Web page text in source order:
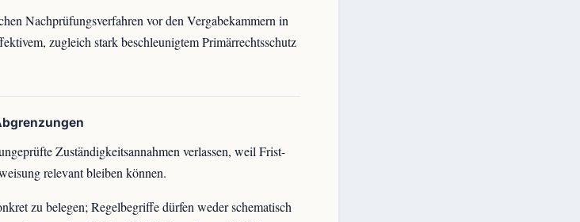
Nachprüfungsverfahren vor den Vergabekammern in
zugleich stark beschleunigtem Primärrechtsschutz
Zuständigkeitsannahmen verlassen, weil Frist-
relevant bleiben können.
zu belegen; Regelbegriffe dürfen weder schematisch